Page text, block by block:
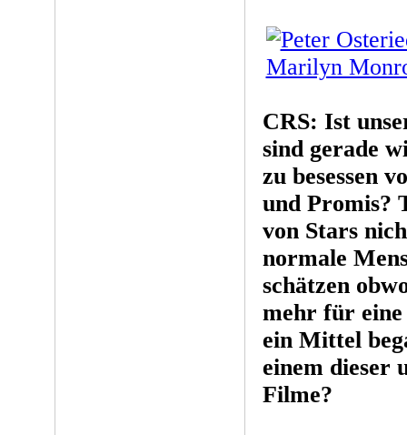
CRS: Ist
sind gerade
zu besessen
und Promis?
von Stars
normale
schätzen
mehr für eine
ein Mittel
einem dieser
Filme?